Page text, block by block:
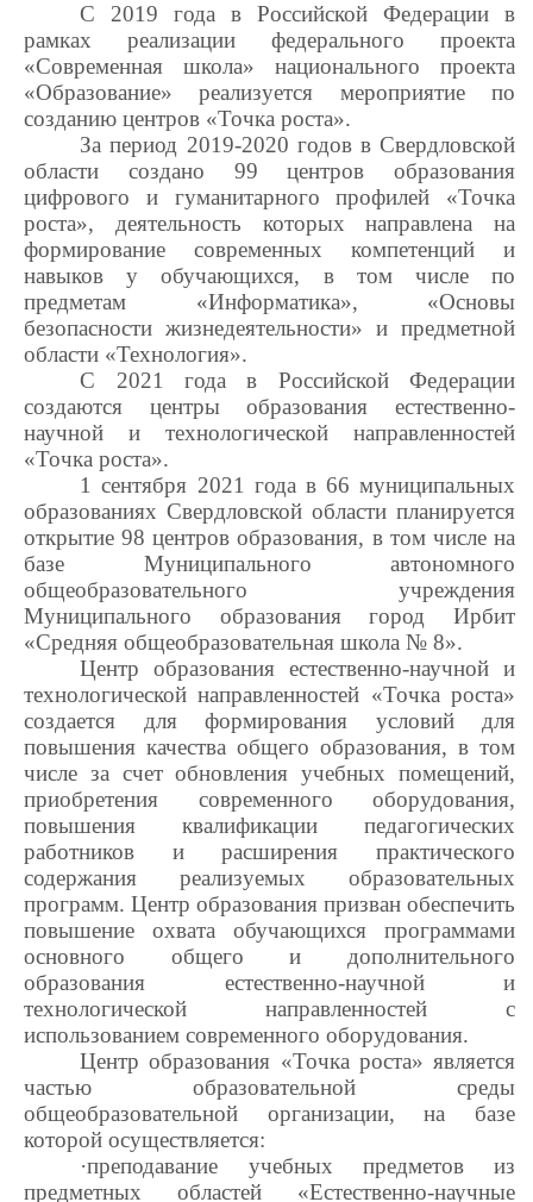
С 2019 года в Российской Федерации в
рамках реализации федерального проекта
«Современная школа» национального проекта
«Образование» реализуется мероприятие по
созданию центров «Точка роста».
За период 2019-2020 годов в Свердловской
области создано 99 центров образования
цифрового и гуманитарного профилей «Точка
роста», деятельность которых направлена на
формирование современных компетенций и
навыков у обучающихся, в том числе по
предметам «Информатика», «Основы
безопасности жизнедеятельности» и предметной
области «Технология».
С 2021 года в Российской Федерации
создаются центры образования естественно-
научной и технологической направленностей
«Точка роста».
1 сентября 2021 года в 66 муниципальных
образованиях Свердловской области планируется
открытие 98 центров образования, в том числе на
базе Муниципального автономного
общеобразовательного учреждения
Муниципального образования город Ирбит
«Средняя общеобразовательная школа № 8».
Центр образования естественно-научной и
технологической направленностей «Точка роста»
создается для формирования условий для
повышения качества общего образования, в том
числе за счет обновления учебных помещений,
приобретения современного оборудования,
повышения квалификации педагогических
работников и расширения практического
содержания реализуемых образовательных
программ. Центр образования призван обеспечить
повышение охвата обучающихся программами
основного общего и дополнительного
образования естественно-научной и
технологической направленностей с
использованием современного оборудования.
Центр образования «Точка роста» является
частью образовательной среды
общеобразовательной организации, на базе
которой осуществляется:
·преподавание учебных предметов из
предметных областей «Естественно-научные